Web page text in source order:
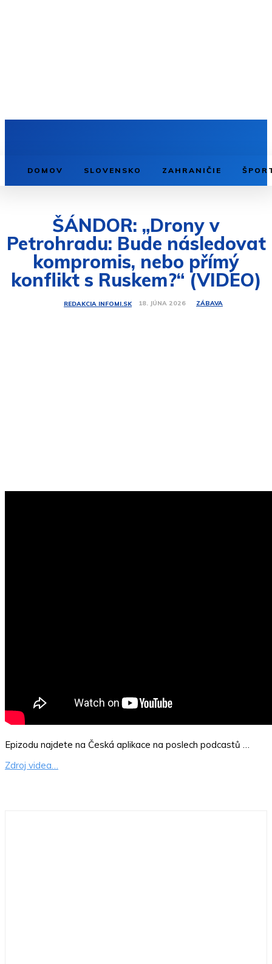
DOMOV SLOVENSKO ZAHRANIČIE
ŠÁNDOR: „Drony v
Petrohradu: Bude následovat
kompromis, nebo přímý
konflikt s Ruskem?“ (VIDEO)
REDAKCIA INFOMI.SK 18. JÚNA 2026 ZÁBAVA
Epizodu najdete na Česká aplikace na poslech podcastů …
Zdroj videa…